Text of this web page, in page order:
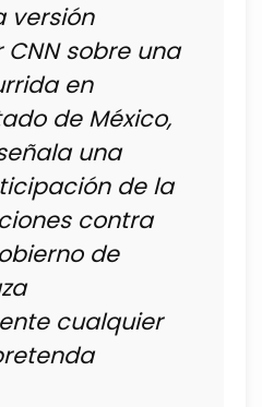
versión
sobre una
en
de México,
una
de la
contra
de
cualquier